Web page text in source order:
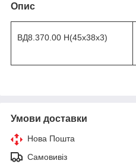
Опис
ВД8.370.00 Н(45х38х3)
Умови доставки
Нова Пошта
Самовивіз